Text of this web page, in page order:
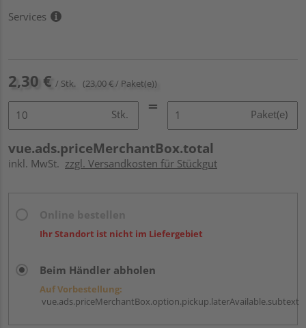
Services
2,30 € / Stk. (23,00 € / Paket(e))
Stk. Paket(e)
vue.ads.priceMerchantBox.total
inkl. MwSt. zzgl. Versandkosten für Stückgut
Ihr Standort ist nicht im Liefergebiet
Beim Händler abholen
Auf Vorbestellung:
vue.ads.priceMerchantBox.option.pickup.laterAvailable.subtext